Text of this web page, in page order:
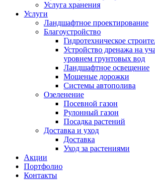
Услуга хранения
Услуги
Ландшафтное проектирование
Благоустройство
Гидротехническое
Устройство дренажа на
уровнем грунтовых вод
Ландшафтное освещение
Мощеные дорожки
Системы автополива
Озеленение
Посевной газон
Рулонный газон
Посадка растений
Доставка и уход
Доставка
Уход за растениями
Акции
Портфолио
Контакты